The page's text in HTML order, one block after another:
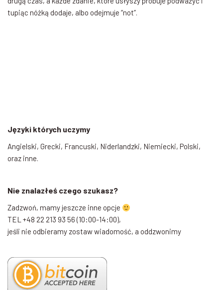
tupiąc nóżką dodaje, albo odejmuje “not”.
Języki których uczymy
Angielski, Grecki, Francuski, Niderlandzki, Niemiecki, Polski,
oraz inne.
Nie znalazłeś czego szukasz?
Zadzwoń, mamy jeszcze inne opcje
TEL +48 22 213 93 56 (10:00-14:00),
jeśli nie odbieramy zostaw wiadomość, a oddzwonimy